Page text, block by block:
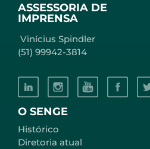
O SENGE
Histórico
Diretoria atual
ASSESSORIA DE
IMPRENSA
Vinícius Spindler
(51) 99942-3814